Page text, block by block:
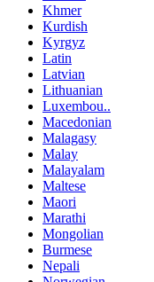
Khmer
Kurdish
Kyrgyz
Latin
Latvian
Lithuanian
Luxembou..
Macedonian
Malagasy
Malay
Malayalam
Maltese
Maori
Marathi
Mongolian
Burmese
Nepali